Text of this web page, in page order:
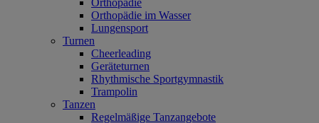
Orthopädie im Wasser
Lungensport
Turnen
Cheerleading
Geräteturnen
Rhythmische Sportgymnastik
Trampolin
Tanzen
Regelmäßige Tanzangebote